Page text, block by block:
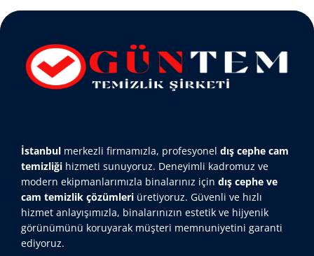
İstanbul merkezli firmamızla, profesyonel dış cephe cam
temizliği hizmeti sunuyoruz. Deneyimli kadromuz ve
modern ekipmanlarımızla binalarınız için dış cephe ve
cam temizlik çözümleri üretiyoruz. Güvenli ve hızlı
hizmet anlayışımızla, binalarınızın estetik ve hijyenik
görünümünü koruyarak müşteri memnuniyetini garanti
ediyoruz.